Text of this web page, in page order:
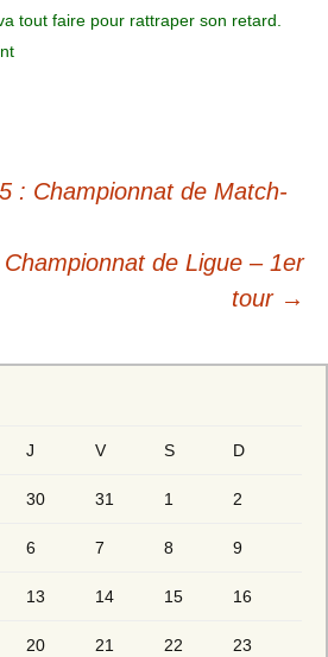
tout faire pour rattraper son retard.
: Championnat de Match-
de Ligue – 1er
tour →
J V S D
30 31 1 2
6 7 8 9
13 14 15 16
20 21 22 23